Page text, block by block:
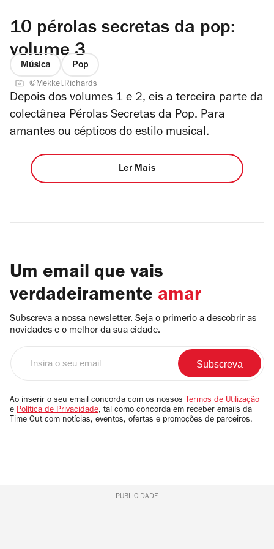
10 pérolas secretas da pop:
volume 3
Música Pop
©Mekkel.Richards
Depois dos volumes 1 e 2, eis a terceira parte da
colectânea Pérolas Secretas da Pop. Para
amantes ou cépticos do estilo musical.
Ler Mais
Um email que vais
verdadeiramente amar
Subscreva a nossa newsletter. Seja o primerio a descobrir as
novidades e o melhor da sua cidade.
email
Ao inserir o seu email concorda com os nossos Termos de Utilização
e Política de Privacidade, tal como concorda em receber emails da
Time Out com notícias, eventos, ofertas e promoções de parceiros.
PUBLICIDADE